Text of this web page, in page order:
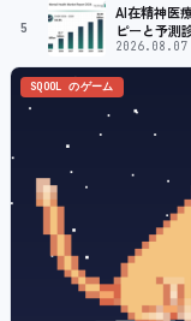
5
AI在精神医
ピーと予測
2026.08.07
SQOOL のゲーム